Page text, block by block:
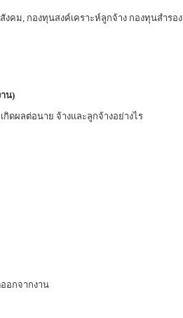
คม, กองทุนสงค์เคราะห์ลูกจ้าง กองทุนสำรอง
น)
ดผลต่อนาย จ้างและลูกจ้างอย่างไร
อกจากงาน